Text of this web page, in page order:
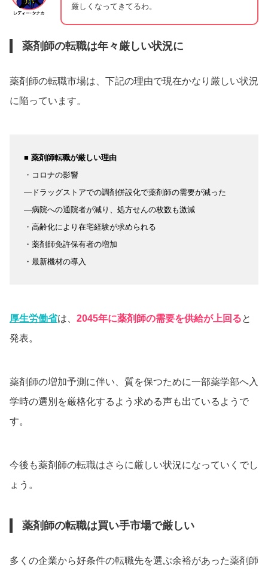
厳しくなってきてるわ。
薬剤師の転職は年々厳しい状況に
薬剤師の転職市場は、下記の理由で現在かなり厳しい状況
に陥っています。
■ 薬剤師転職が厳しい理由
・コロナの影響
―ドラッグストアでの調剤併設化で薬剤師の需要が減った
―病院への通院者が減り、処方せんの枚数も激減
・高齢化により在宅経験が求められる
・薬剤師免許保有者の増加
・最新機材の導入
厚生労働省は、 2045年に薬剤師の需要を供給が上回ると
発表。
薬剤師の増加予測に伴い、質を保つために一部薬学部へ入
学時の選別を厳格化するよう求める声も出ているようで
す。
今後も薬剤師の転職はさらに厳しい状況になっていくでし
ょう。
薬剤師の転職は買い手市場で厳しい
多くの企業から好条件の転職先を選ぶ余裕があった薬剤師